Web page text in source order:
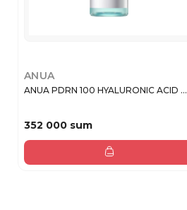
ANUA
ANUA PDRN 100 HYALURONIC ACID ...
352 000 sum